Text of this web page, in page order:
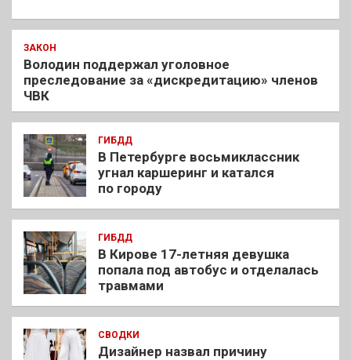
ЗАКОН
Володин поддержал уголовное
преследование за «дискредитацию» членов
ЧВК
ГИБДД
В Петербурге восьмиклассник
угнал каршеринг и катался
по городу
ГИБДД
В Кирове 17-летняя девушка
попала под автобус и отделалась
травмами
СВОДКИ
Дизайнер назвал причину